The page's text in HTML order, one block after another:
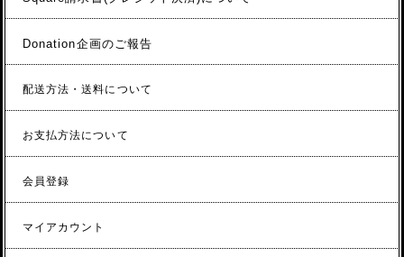
Donation企画のご報告
配送方法・送料について
お支払方法について
会員登録
マイアカウント